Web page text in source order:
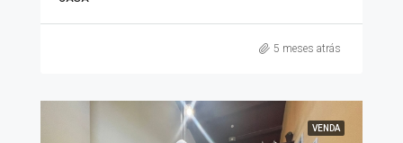
5 meses atrás
VENDA